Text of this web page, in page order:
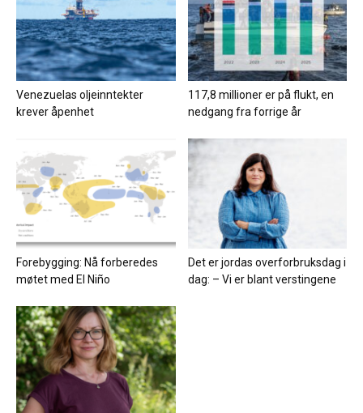
Venezuelas oljeinntekter
krever åpenhet
117,8 millioner er på flukt, en
nedgang fra forrige år
Forebygging: Nå forberedes
møtet med El Niño
Det er jordas overforbruksdag i
dag: – Vi er blant verstingene